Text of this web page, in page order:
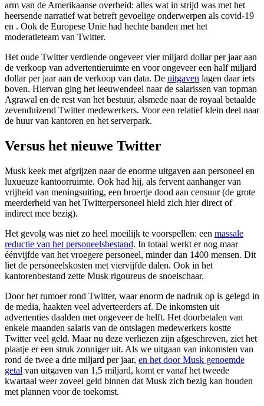
arm van de Amerikaanse overheid: alles wat in strijd was met het
heersende narratief wat betreft gevoelige onderwerpen als covid-19
en . Ook de Europese Unie had hechte banden met het
moderatieteam van Twitter.
Het oude Twitter verdiende ongeveer vier miljard dollar per jaar aan
de verkoop van advertentieruimte en voor ongeveer een half miljard
dollar per jaar aan de verkoop van data. De uitgaven lagen daar iets
boven. Hiervan ging het leeuwendeel naar de salarissen van topman
Agrawal en de rest van het bestuur, alsmede naar de royaal betaalde
zevenduizend Twitter medewerkers. Voor een relatief klein deel naar
de huur van kantoren en het serverpark.
Versus het nieuwe Twitter
Musk keek met afgrijzen naar de enorme uitgaven aan personeel en
luxueuze kantoorruimte. Ook had hij, als fervent aanhanger van
vrijheid van meningsuiting, een broertje dood aan censuur (de grote
meerderheid van het Twitterpersoneel hield zich hier direct of
indirect mee bezig).
Het gevolg was niet zo heel moeilijk te voorspellen: een massale
reductie van het personeelsbestand. In totaal werkt er nog maar
éénvijfde van het vroegere personeel, minder dan 1400 mensen. Dit
liet de personeelskosten met viervijfde dalen. Ook in het
kantorenbestand zette Musk rigoureus de snoeischaar.
Door het rumoer rond Twitter, waar enorm de nadruk op is gelegd in
de media, haakten veel adverteerders af. De inkomsten uit
advertenties daalden met ongeveer de helft. Het doorbetalen van
enkele maanden salaris van de ontslagen medewerkers kostte
Twitter veel geld. Maar nu deze verliezen zijn afgeschreven, ziet het
plaatje er een struk zonniger uit. Als we uitgaan van inkomsten van
rond de twee a drie miljard per jaar, en het door Musk genoemde
getal van uitgaven van 1,5 miljard, komt er vanaf het tweede
kwartaal weer zoveel geld binnen dat Musk zich bezig kan houden
met plannen voor de toekomst.